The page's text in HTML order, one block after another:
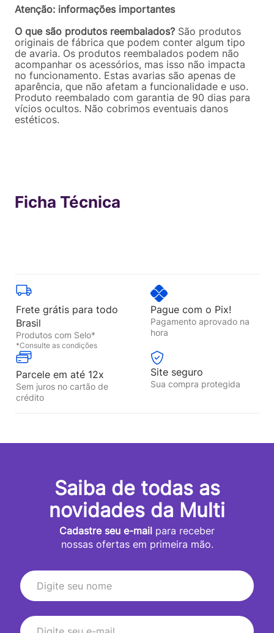
Atenção: informações importantes
O que são produtos reembalados? São produtos
originais de fábrica que podem conter algum tipo
de avaria. Os produtos reembalados podem não
acompanhar os acessórios, mas isso não impacta
no funcionamento. Estas avarias são apenas de
aparência, que não afetam a funcionalidade e uso.
Produto reembalado com garantia de 90 dias para
vícios ocultos. Não cobrimos eventuais danos
estéticos.
Ficha Técnica
Frete grátis para todo
Brasil
Produtos com Selo*
*Consulte as condições
Pague com o Pix!
Pagamento aprovado na
hora
Parcele em até 12x
Sem juros no cartão de
crédito
Site seguro
Sua compra protegida
Saiba de todas as
novidades da Multi
Cadastre seu e-mail para receber
nossas ofertas em primeira mão.